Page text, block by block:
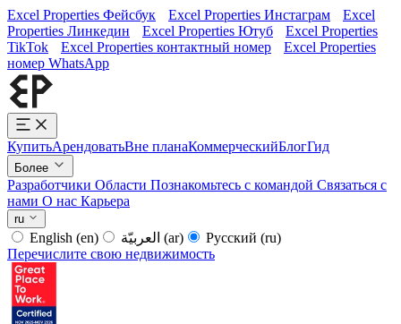
Excel Properties Фейсбук Excel Properties Инстаграм
Excel
Properties Линкедин
Excel Properties Ютуб
Excel Properties
TikTok
Excel Properties контактный номер
Excel Properties
номер WhatsApp
КупитьАрендоватьВне планаКоммерческийБлогГид
Более
Разработчики Области Познакомьтесь с командой Связаться с
нами О нас Карьера
ru
English (en) (ar) Русский (ru)
Перечислите свою недвижимость